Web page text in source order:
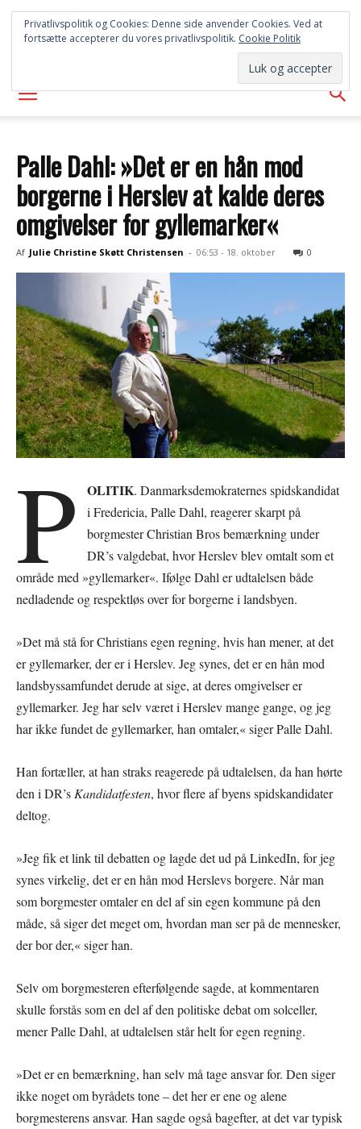
SYD
AVISEN
Palle Dahl: »Det er en hån mod
borgerne i Herslev at kalde deres
omgivelser for gyllemarker«
Af Julie Christine Skøtt Christensen - 06:53 - 18. oktober 0
P OLITIK. Danmarksdemokraternes spidskandidat
i Fredericia, Palle Dahl, reagerer skarpt på
borgmester Christian Bros bemærkning under
DR’s valgdebat, hvor Herslev blev omtalt som et
område med »gyllemarker«. Ifølge Dahl er udtalelsen både
nedladende og respektløs over for borgerne i landsbyen.
»Det må stå for Christians egen regning, hvis han mener, at det
er gyllemarker, der er i Herslev. Jeg synes, det er en hån mod
landsbyssamfundet derude at sige, at deres omgivelser er
gyllemarker. Jeg har selv været i Herslev mange gange, og jeg
har ikke fundet de gyllemarker, han omtaler,« siger Palle Dahl.
Han fortæller, at han straks reagerede på udtalelsen, da han hørte
den i DR’s Kandidatfesten, hvor flere af byens spidskandidater
deltog.
»Jeg fik et link til debatten og lagde det ud på LinkedIn, for jeg
synes virkelig, det er en hån mod Herslevs borgere. Når man
som borgmester omtaler en del af sin egen kommune på den
måde, så siger det meget om, hvordan man ser på de mennesker,
der bor der,« siger han.
Selv om borgmesteren efterfølgende sagde, at kommentaren
skulle forstås som en del af den politiske debat om solceller,
mener Palle Dahl, at udtalelsen står helt for egen regning.
»Det er en bemærkning, han selv må tage ansvar for. Den siger
ikke noget om byrådets tone – det her er ene og alene
borgmesterens ansvar. Han sagde også bagefter, at det var typisk
Privatlivspolitik og Cookies: Denne side anvender Cookies. Ved at
fortsætte accepterer du vores privatlivspolitik. Cookie Politik